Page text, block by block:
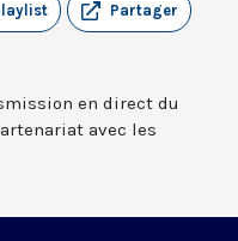
Partager
en direct du
avec les